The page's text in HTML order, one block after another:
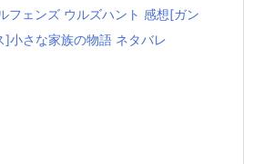
フェンズ ウルズハント 感想[ガン
]小さな家族の物語 ネタバレ